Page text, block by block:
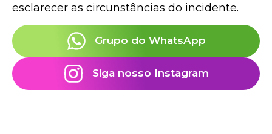
esclarecer as circunstâncias do incidente.
Grupo do WhatsApp
Siga nosso Instagram